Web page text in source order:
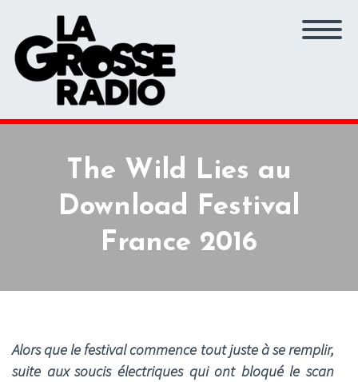
The Wild Lies au
Download Festival
France 2016
Alors que le festival commence tout juste à se remplir,
suite aux soucis électriques qui ont bloqué le scan